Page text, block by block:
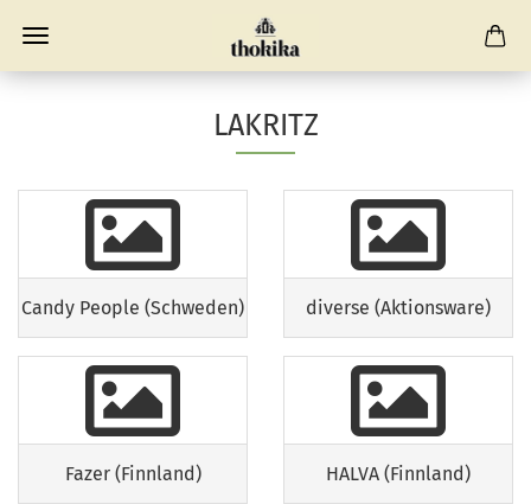
LAKRITZ
Candy People (Schweden) diverse (Aktionsware)
Fazer (Finnland) HALVA (Finnland)